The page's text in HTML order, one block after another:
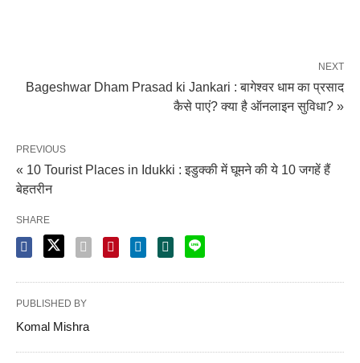
NEXT
Bageshwar Dham Prasad ki Jankari : बागेश्वर धाम का प्रसाद
कैसे पाएं? क्या है ऑनलाइन सुविधा? »
PREVIOUS
« 10 Tourist Places in Idukki : इडुक्की में घूमने की ये 10 जगहें हैं
बेहतरीन
SHARE
PUBLISHED BY
Komal Mishra